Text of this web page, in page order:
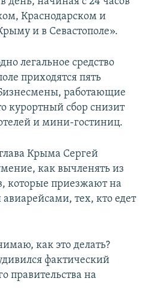
Краснодарском и
и в Севастополе».
легальное средство
приходятся пять
работающие
курортный сбор снизит
и мини-гостиниц.
Крыма Сергей
как вычленять из
которые приезжают на
тех, кто едет
как это делать?
фактический
правительства на